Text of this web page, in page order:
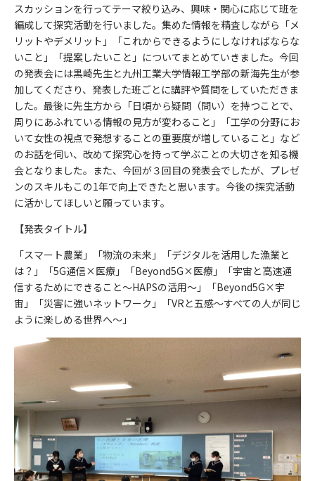
スカッションを行ってテーマ絞り込み、興味・関心に応じて班を
編成して探究活動を行いました。集めた情報を精査しながら「メ
リットやデメリット」「これからできるようにしなければならな
いこと」「提案したいこと」についてまとめていきました。今回
の発表会には黒崎先生と九州工業大学情報工学部の新海先生が参
加してくださり、発表した班ごとに講評や質問をしていただきま
した。最後に先生方から「日頃から疑問（問い）を持つことで、
周りにあふれている情報の見方が変わること」「工学の分野にお
いて女性の視点で発想することの重要度が増していること」など
のお話を伺い、改めて探究心を持って学ぶことの大切さを知る機
会となりました。また、今回が３回目の発表会でしたが、プレゼ
ンのスキルもこの1年で向上できたと思います。今後の探究活動
に活かしてほしいと願っています。
【発表タイトル】
「スマート農業」「物流の未来」「デジタルを活用した漁業と
は？」「5G通信×医療」「Beyond5G×医療」「宇宙と高速通
信するためにできること～HAPSの活用～」「Beyond5G×宇
宙」「災害に強いネットワーク」「VRと五感～すべての人が同じ
ように楽しめる世界へ～」